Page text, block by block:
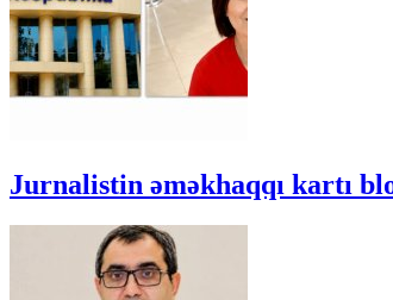
Jurnalistin əməkhaqqı kartı